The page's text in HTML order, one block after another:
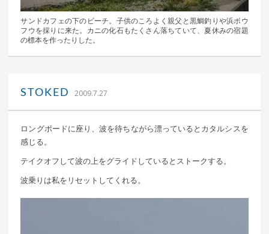
サンドカフェの下のビーチ。子供のころよく親父と黒鯛釣りや浜ボウ
フウを採りに来た。カニの化石もたくさん落ちていて、夏休みの宿題
の標本を作ったりした。
STOKED 2009.7.27
ロングボードに座り、波を待ちながら漂っているとカタルシスを
感じる。
テイクオフして波の上をグライドしているとストークする。
波乗りは私をリセットしてくれる。